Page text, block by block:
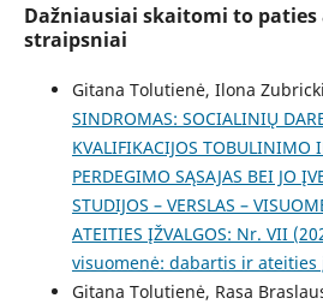
Dažniausiai skaitomi to
straipsniai
Gitana Tolutienė, Ilona
SINDROMAS: SOCIALINIŲ
KVALIFIKACIJOS TOBULINIMO
PERDEGIMO SĄSAJAS BEI JO
STUDIJOS – VERSLAS –
ATEITIES ĮŽVALGOS: Nr. VII
visuomenė: dabartis ir ateities
Gitana Tolutienė, Rasa